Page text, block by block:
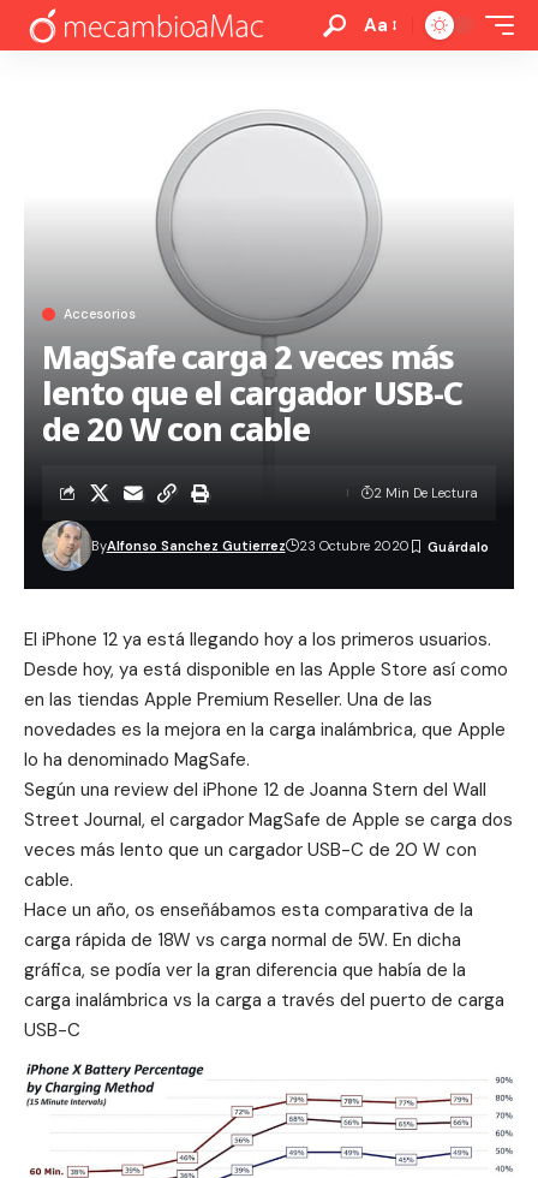
Aa
Accesorios
MagSafe carga 2 veces más
lento que el cargador USB-C
de 20 W con cable
ByAlfonso Sanchez Gutierrez 23 Octubre 2020
2 Min De Lectura
El iPhone 12 ya está llegando hoy a los primeros usuarios.
Desde hoy, ya está disponible en las Apple Store así como
en las tiendas Apple Premium Reseller. Una de las
novedades es la mejora en la carga inalámbrica, que Apple
lo ha denominado MagSafe.
Según una review del iPhone 12 de Joanna Stern del Wall
Street Journal, el cargador MagSafe de Apple se carga dos
veces más lento que un cargador USB-C de 20 W con
cable.
Hace un año, os enseñábamos esta comparativa de la
carga rápida de 18W vs carga normal de 5W. En dicha
gráfica, se podía ver la gran diferencia que había de la
carga inalámbrica vs la carga a través del puerto de carga
USB-C